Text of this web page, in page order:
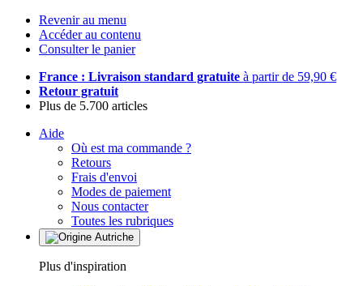
Revenir au menu
Accéder au contenu
Consulter le panier
France : Livraison standard gratuite à partir de 59,90 €
Retour gratuit
Plus de 5.700 articles
Aide
Où est ma commande ?
Retours
Frais d'envoi
Modes de paiement
Nous contacter
Toutes les rubriques
Plus d'inspiration